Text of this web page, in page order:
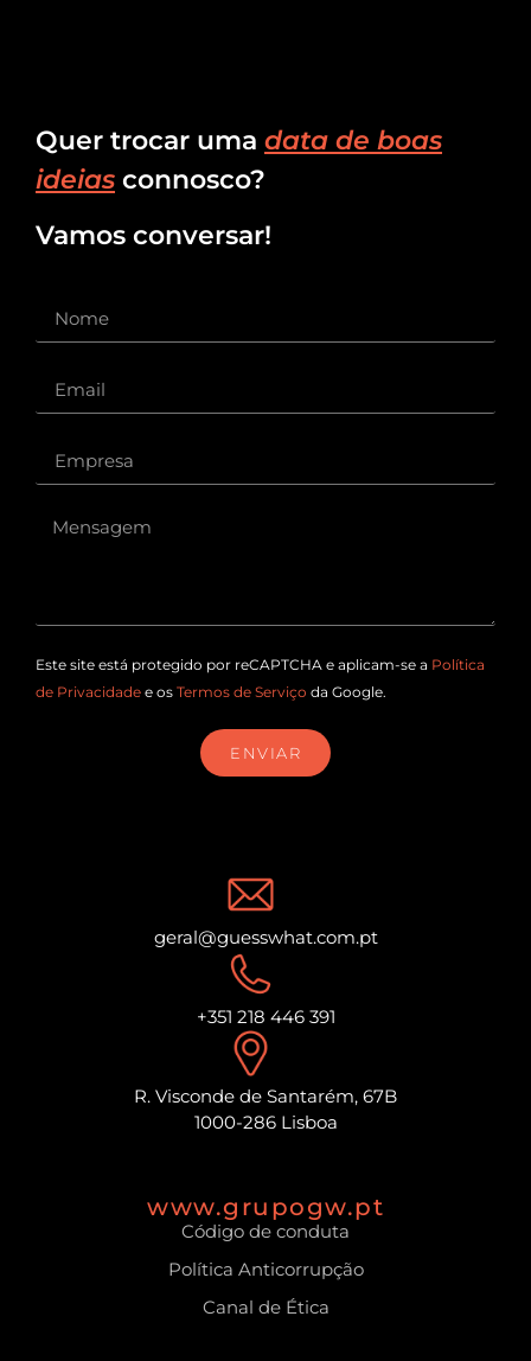
Quer trocar uma data de boas
ideias connosco?
Vamos conversar!
Este site está protegido por reCAPTCHA e aplicam-se a Política
de Privacidade e os Termos de Serviço da Google.
ENVIAR
geral@guesswhat.com.pt
+351 218 446 391
R. Visconde de Santarém, 67B
1000-286 Lisboa
www.grupogw.pt
Código de conduta
Política Anticorrupção
Canal de Ética